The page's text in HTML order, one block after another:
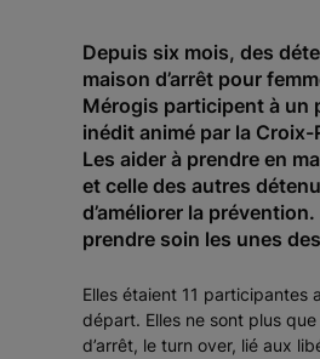
Depuis six mois, des
maison d’arrêt pour
Mérogis participent à un
inédit animé par la Croix-
Les aider à prendre en
et celle des autres
d’améliorer la
prendre soin les unes
Elles étaient 11 participantes
départ. Elles ne sont plus que
d’arrêt, le turn over, lié aux